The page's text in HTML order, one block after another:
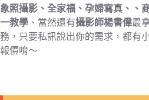
象照攝影、全家福、孕婦寫真、、
一教學 、當然還有攝影師楊書偉最
務，只要私訊說出你的需求，都有
報價唷～